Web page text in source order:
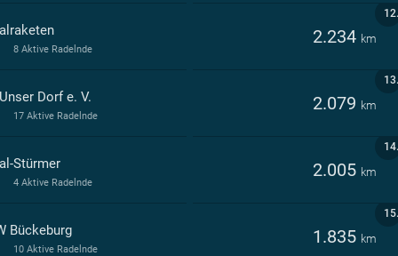
12.
2.234 km
8 Aktive Radelnde
13.
Dorf e. V. 2.079 km
17 Aktive Radelnde
14.
Stürmer 2.005 km
4 Aktive Radelnde
15.
Bückeburg 1.835 km
10 Aktive Radelnde